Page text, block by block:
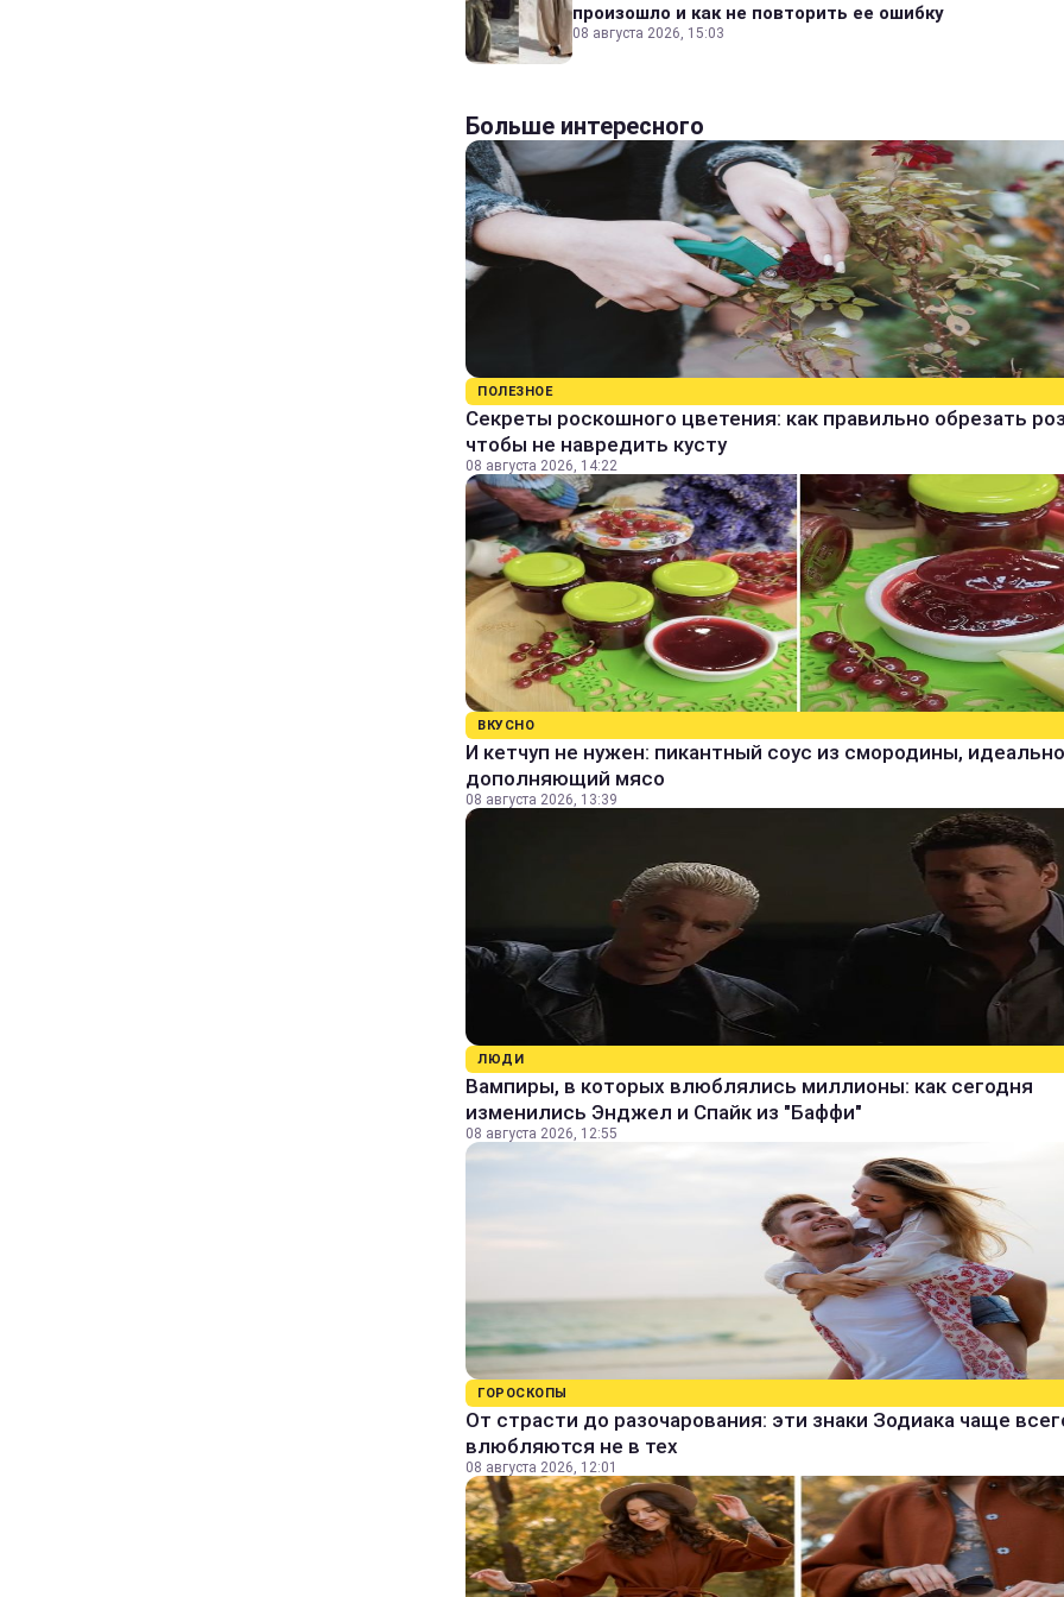
произошло и как не повторить ее ошибку
08 августа 2026, 15:03
Больше интересного
ПОЛЕЗНОЕ
Секреты роскошного цветения: как правильно обрезать
чтобы не навредить кусту
08 августа 2026, 14:22
ВКУСНО
И кетчуп не нужен: пикантный соус из смородины, идеально
дополняющий мясо
08 августа 2026, 13:39
ЛЮДИ
Вампиры, в которых влюблялись миллионы: как сегодня
изменились Энджел и Спайк из "Баффи"
08 августа 2026, 12:55
ГОРОСКОПЫ
От страсти до разочарования: эти знаки Зодиака чаще
влюбляются не в тех
08 августа 2026, 12:01